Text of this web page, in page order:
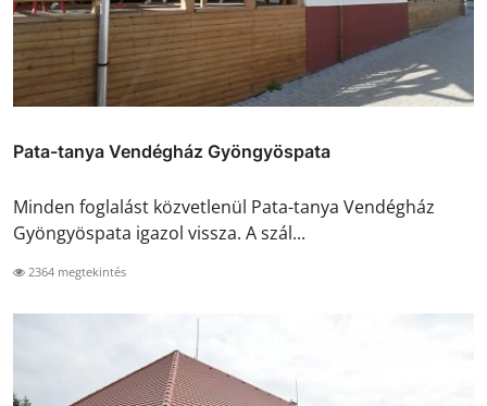
Pata-tanya Vendégház Gyöngyöspata
Minden foglalást közvetlenül Pata-tanya Vendégház
Gyöngyöspata igazol vissza. A szál...
2364 megtekintés